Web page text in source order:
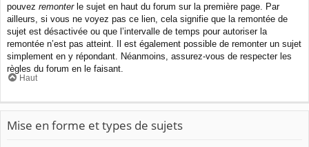
pouvez remonterle sujet en haut du forum sur la première page. Par
ailleurs, si vous ne voyez pas ce lien, cela signifie que la remontée de
sujet est désactivée ou que l’intervalle de temps pour autoriser la
remontée n’est pas atteint. Il est également possible de remonter un sujet
simplement en y répondant. Néanmoins, assurez-vous de respecter les
règles du forum en le faisant.
Haut
Mise en forme et types de sujets